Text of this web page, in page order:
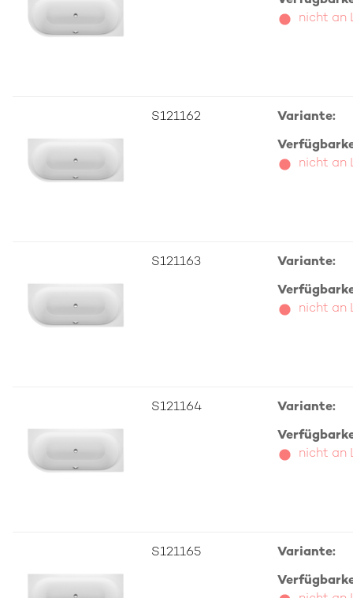
nicht an
S121162 Variante:
nicht an
S121163 Variante:
nicht an
S121164 Variante:
nicht an
S121165 Variante: